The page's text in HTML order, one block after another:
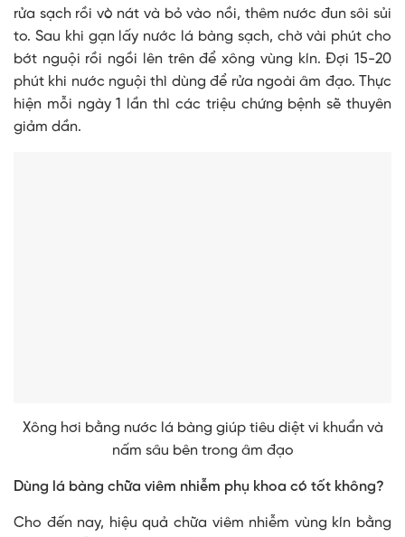
rửa sạch rồi vò nát và bỏ vào nồi, thêm nước đun sôi sủi
to. Sau khi gạn lấy nước lá bàng sạch, chờ vài phút cho
bớt nguội rồi ngồi lên trên để xông vùng kín. Đợi 15-20
phút khi nước nguội thì dùng để rửa ngoài âm đạo. Thực
hiện mỗi ngày 1 lần thì các triệu chứng bệnh sẽ thuyên
giảm dần.
Xông hơi bằng nước lá bàng giúp tiêu diệt vi khuẩn và
nấm sâu bên trong âm đạo
Dùng lá bàng chữa viêm nhiễm phụ khoa có tốt không?
Cho đến nay, hiệu quả chữa viêm nhiễm vùng kín bằng